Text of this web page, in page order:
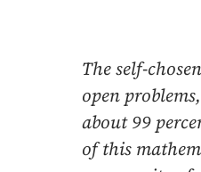
The self-
open
about 99
of this